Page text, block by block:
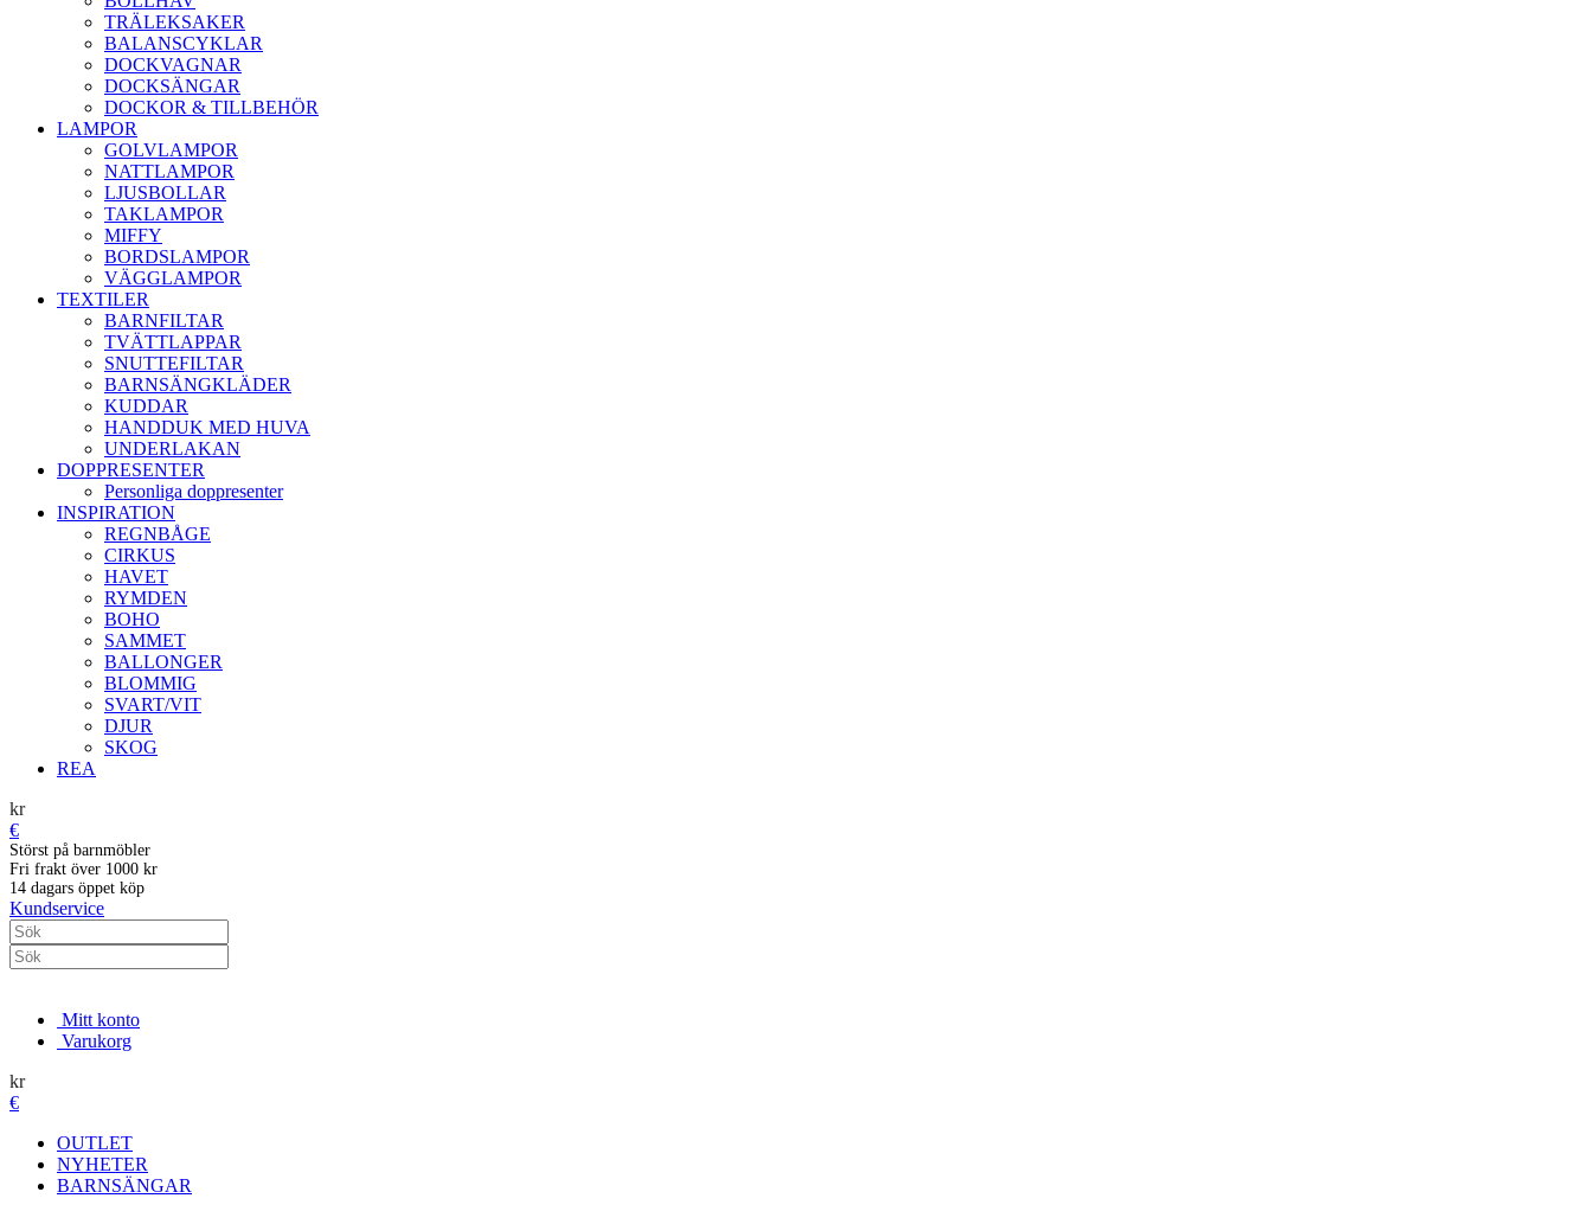
TRÄLEKSAKER
BALANSCYKLAR
DOCKVAGNAR
DOCKSÄNGAR
DOCKOR & TILLBEHÖR
LAMPOR
GOLVLAMPOR
NATTLAMPOR
LJUSBOLLAR
TAKLAMPOR
MIFFY
BORDSLAMPOR
VÄGGLAMPOR
TEXTILER
BARNFILTAR
TVÄTTLAPPAR
SNUTTEFILTAR
BARNSÄNGKLÄDER
KUDDAR
HANDDUK MED HUVA
UNDERLAKAN
DOPPRESENTER
Personliga doppresenter
INSPIRATION
REGNBÅGE
CIRKUS
HAVET
RYMDEN
BOHO
SAMMET
BALLONGER
BLOMMIG
SVART/VIT
DJUR
SKOG
REA
kr
€
Störst på barnmöbler
Fri frakt över 1000 kr
14 dagars öppet köp
Kundservice
Mitt konto
Varukorg
kr
€
OUTLET
NYHETER
BARNSÄNGAR